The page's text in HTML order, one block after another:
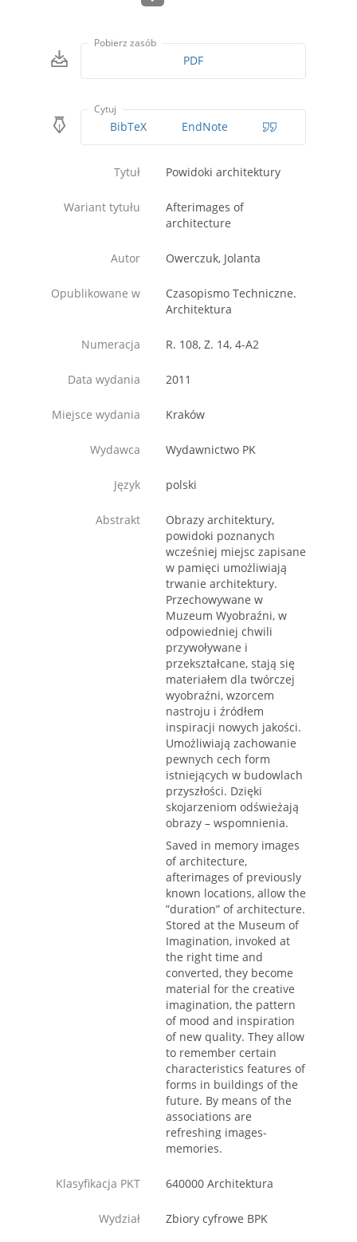
Pobierz zasób
PDF
Cytuj
BibTeX EndNote
Tytuł Powidoki architektury
Wariant tytułu
Afterimages of
architecture
Autor Owerczuk, Jolanta
Opublikowane w
Czasopismo Techniczne.
Architektura
Numeracja R. 108, Z. 14, 4-A2
Data wydania 2011
Miejsce wydania Kraków
Wydawca Wydawnictwo PK
Język polski
Abstrakt
Obrazy architektury,
powidoki poznanych
wcześniej miejsc zapisane
w pamięci umożliwiają
trwanie architektury.
Przechowywane w
Muzeum Wyobraźni, w
odpowiedniej chwili
przywoływane i
przekształcane, stają się
materiałem dla twórczej
wyobraźni, wzorcem
nastroju i źródłem
inspiracji nowych jakości.
Umożliwiają zachowanie
pewnych cech form
istniejących w budowlach
przyszłości. Dzięki
skojarzeniom odświeżają
obrazy – wspomnienia.
Saved in memory images
of architecture,
afterimages of previously
known locations, allow the
”duration” of architecture.
Stored at the Museum of
Imagination, invoked at
the right time and
converted, they become
material for the creative
imagination, the pattern
of mood and inspiration
of new quality. They allow
to remember certain
characteristics features of
forms in buildings of the
future. By means of the
associations are
refreshing images-
memories.
Klasyfikacja PKT 640000 Architektura
Wydział Zbiory cyfrowe BPK